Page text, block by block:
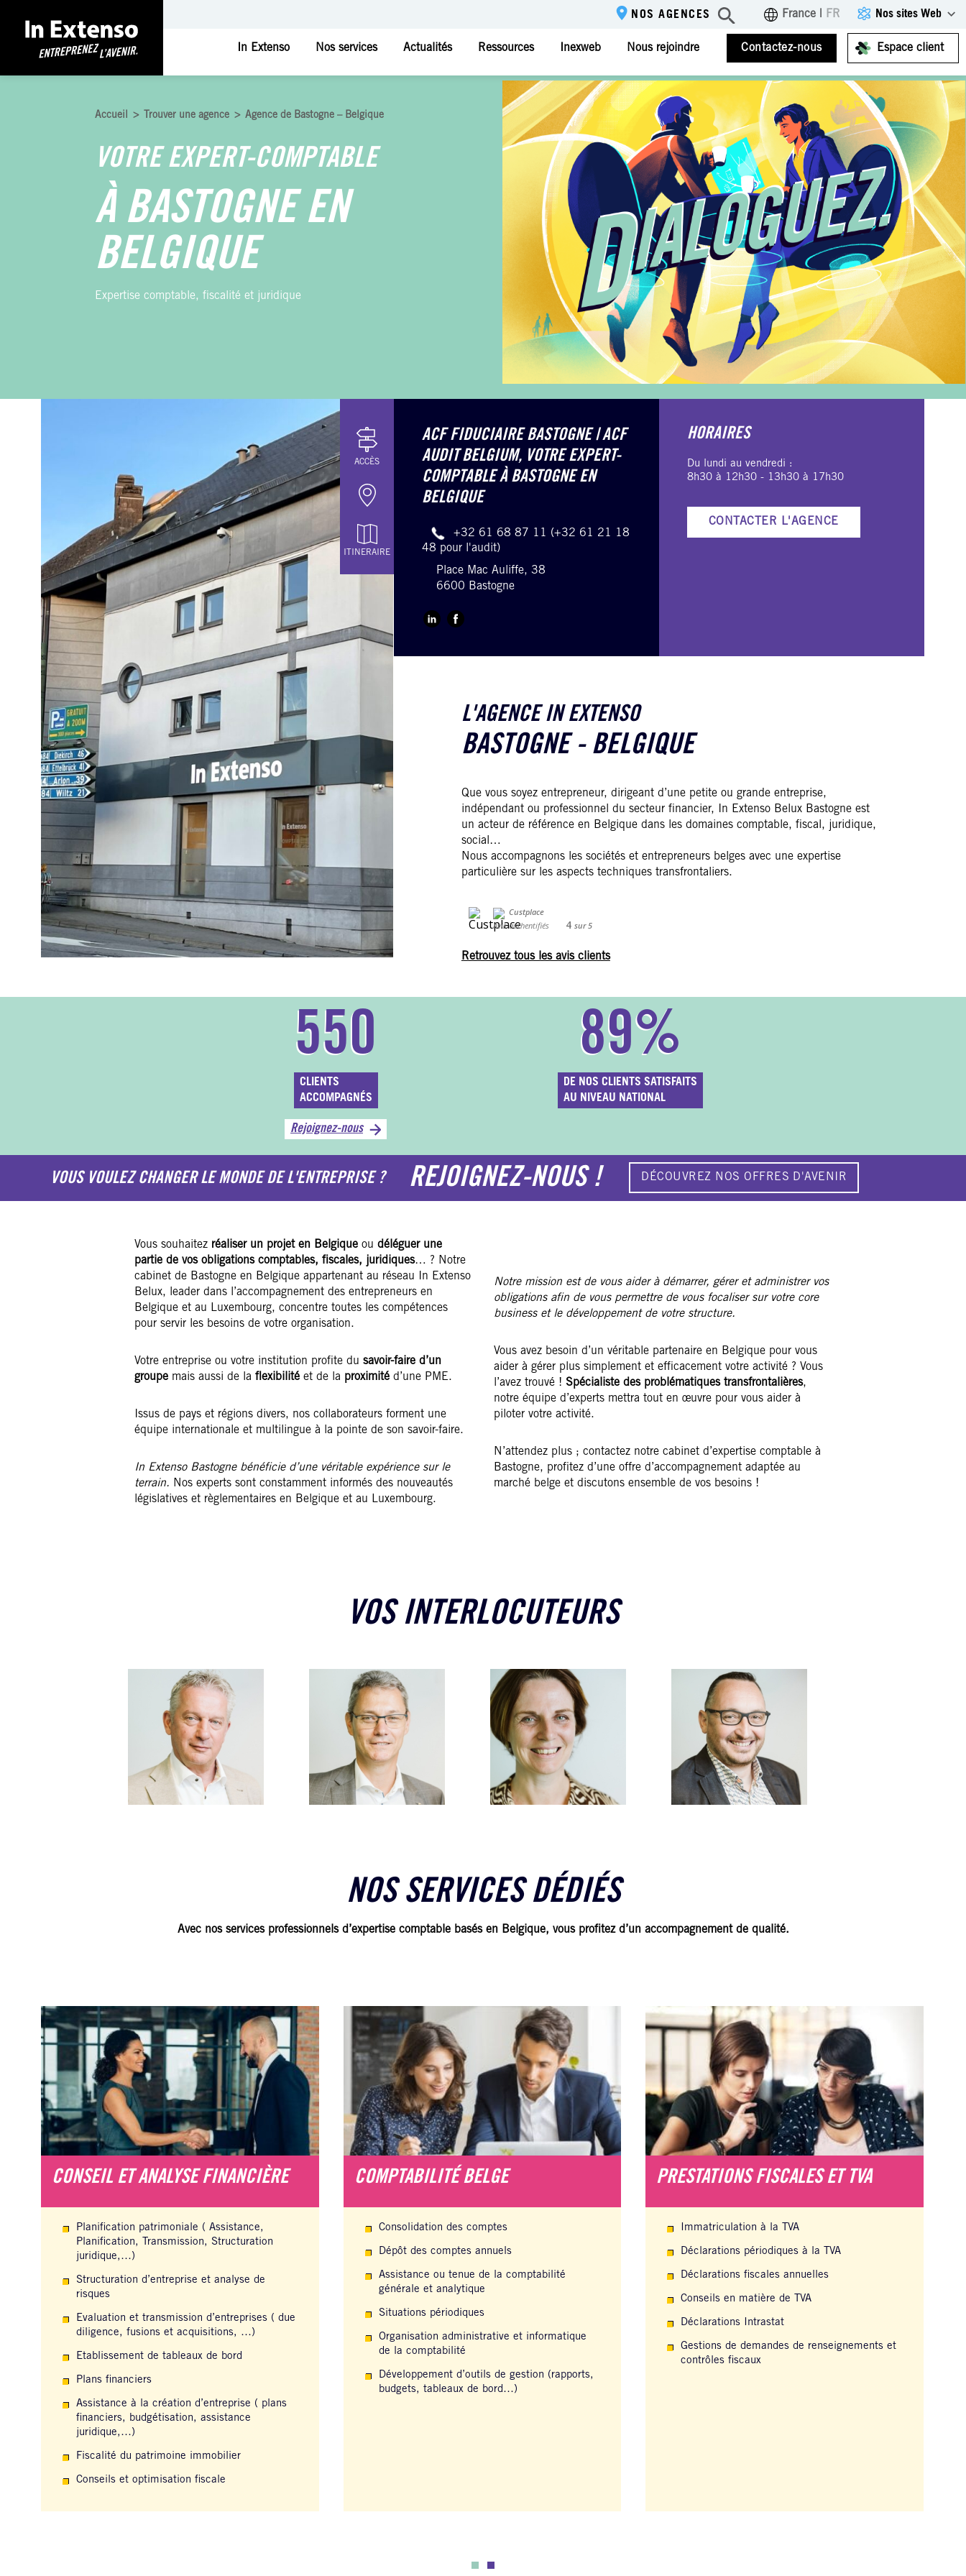
NOS AGENCES France FR Nos sites Web
In Extenso Nos services Actualités Ressources Inexweb Nous rejoindre Contactez-nous Espace client
Accueil > Trouver une agence > Agence de Bastogne – Belgique
VOTRE EXPERT-COMPTABLE
À BASTOGNE EN
BELGIQUE
Expertise comptable, fiscalité et juridique
ACCÈS
ITINERAIRE
ACF FIDUCIAIRE BASTOGNE | ACF
AUDIT BELGIUM, VOTRE EXPERT-
COMPTABLE À BASTOGNE EN
BELGIQUE
+32 61 68 87 11 (+32 61 21 18
48 pour l'audit)
Place Mac Auliffe, 38
6600 Bastogne
HORAIRES
Du lundi au vendredi :
8h30 à 12h30 - 13h30 à 17h30
CONTACTER L'AGENCE
L'AGENCE IN EXTENSO
BASTOGNE - BELGIQUE
Que vous soyez entrepreneur, dirigeant d’une petite ou grande entreprise,
indépendant ou professionnel du secteur financier, In Extenso Belux Bastogne est
un acteur de référence en Belgique dans les domaines comptable, fiscal, juridique,
social…
Nous accompagnons les sociétés et entrepreneurs belges avec une expertise
particulière sur les aspects techniques transfrontaliers.
Avis authentifiés 4 sur5
Retrouvez tous les avis clients
550
CLIENTS
ACCOMPAGNÉS
Rejoignez-nous
89%
DE NOS CLIENTS SATISFAITS
AU NIVEAU NATIONAL
VOUS VOULEZ CHANGER LE MONDE DE L'ENTREPRISE ? REJOIGNEZ-NOUS ! DÉCOUVREZ NOS OFFRES D'AVENIR
Vous souhaitez réaliser un projet en Belgique ou déléguer une
partie de vos obligations comptables, fiscales, juridiques… ? Notre
cabinet de Bastogne en Belgique appartenant au réseau In Extenso
Belux, leader dans l’accompagnement des entrepreneurs en
Belgique et au Luxembourg, concentre toutes les compétences
pour servir les besoins de votre organisation.
Votre entreprise ou votre institution profite du savoir-faire d’un
groupe mais aussi de la flexibilité et de la proximité d’une PME.
Issus de pays et régions divers, nos collaborateurs forment une
équipe internationale et multilingue à la pointe de son savoir-faire.
In Extenso Bastogne bénéficie d’une véritable expérience sur le
terrain. Nos experts sont constamment informés des nouveautés
législatives et règlementaires en Belgique et au Luxembourg.
Notre mission est de vous aider à démarrer, gérer et administrer vos
obligations afin de vous permettre de vous focaliser sur votre core
business etle développement de votre structure.
Vous avez besoin d’un véritable partenaire en Belgique pour vous
aider à gérer plus simplement et efficacement votre activité ? Vous
l’avez trouvé ! Spécialiste des problématiques transfrontalières,
notre équipe d’experts mettra tout en œuvre pour vous aider à
piloter votre activité.
N’attendez plus ; contactez notre cabinet d’expertise comptable à
Bastogne, profitez d’une offre d’accompagnement adaptée au
marché belge et discutons ensemble de vos besoins !
VOS INTERLOCUTEURS
Expert-comptable &
comptable Luxembourg
MURIELLE FROMONT
Juriste, Fiscalité
Expert-Comptable,
NOS SERVICES DÉDIÉS
Avec nos services professionnels d’expertise comptable basés en Belgique, vous profitez d’un accompagnement de qualité.
CONSEIL ET ANALYSE FINANCIÈRE
Planification patrimoniale ( Assistance,
Planification, Transmission, Structuration
juridique,…)
Structuration d’entreprise et analyse de
risques
Evaluation et transmission d’entreprises ( due
diligence, fusions et acquisitions, …)
Etablissement de tableaux de bord
Plans financiers
Assistance à la création d’entreprise ( plans
financiers, budgétisation, assistance
juridique,…)
Fiscalité du patrimoine immobilier
Conseils et optimisation fiscale
COMPTABILITÉ BELGE
Consolidation des comptes
Dépôt des comptes annuels
Assistance ou tenue de la comptabilité
générale et analytique
Situations périodiques
Organisation administrative et informatique
de la comptabilité
Développement d’outils de gestion (rapports,
budgets, tableaux de bord…)
PRESTATIONS FISCALES ET TVA
Immatriculation à la TVA
Déclarations périodiques à la TVA
Déclarations fiscales annuelles
Conseils en matière de TVA
Déclarations Intrastat
Gestions de demandes de renseignements et
contrôles fiscaux